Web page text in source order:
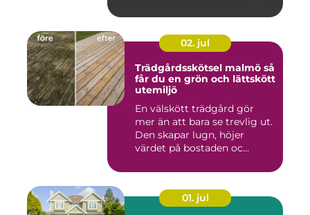
02. jul
Trädgårdsskötsel malmö så
får du en grön och lättskött
utemiljö
En välskött trädgård gör
mer än att bara se trevlig ut.
Den skapar lugn, höjer
värdet på bostaden oc...
01. jul